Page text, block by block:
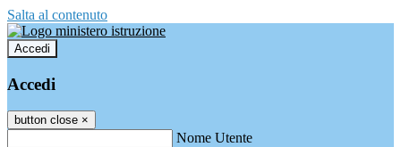
Salta al contenuto
Accedi
Accedi
button close ×
Nome Utente